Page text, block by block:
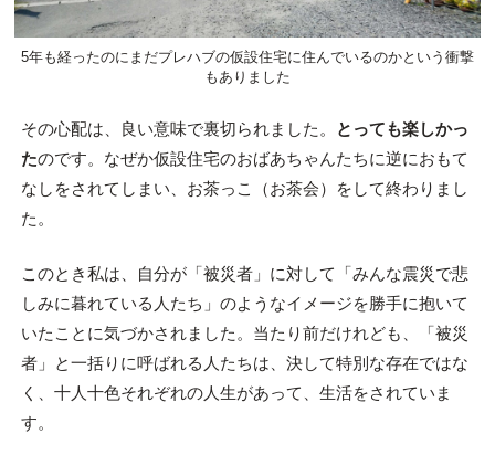
5年も経ったのにまだプレハブの仮設住宅に住んでいるのかという衝撃
もありました
その心配は、良い意味で裏切られました。
とっても楽しかっ
たのです。なぜか仮設住宅のおばあちゃんたちに逆におもて
なしをされてしまい、お茶っこ（お茶会）をして終わりまし
た。
このとき私は、自分が「被災者」に対して「みんな震災で悲
しみに暮れている人たち」のようなイメージを勝手に抱いて
いたことに気づかされました。当たり前だけれども、「被災
者」と一括りに呼ばれる人たちは、決して特別な存在ではな
く、十人十色それぞれの人生があって、生活をされていま
す。